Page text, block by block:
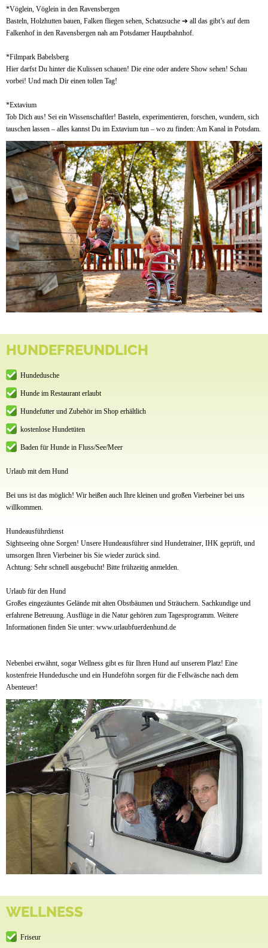
*Vöglein, Vöglein in den Ravensbergen
Basteln, Holzhutten bauen, Falken fliegen sehen, Schatzsuche ➔ all das gibt’s auf dem
Falkenhof in den Ravensbergen nah am Potsdamer Hauptbahnhof.
*Filmpark Babelsberg
Hier darfst Du hinter die Kulissen schauen! Die eine oder andere Show sehen! Schau
vorbei! Und mach Dir einen tollen Tag!
*Extavium
Tob Dich aus! Sei ein Wissenschaftler! Basteln, experimentieren, forschen, wundern, sich
tauschen lassen – alles kannst Du im Extavium tun – wo zu finden: Am Kanal in Potsdam.
HUNDEFREUNDLICH
Hundedusche
Hunde im Restaurant erlaubt
Hundefutter und Zubehör im Shop erhältlich
kostenlose Hundetüten
Baden für Hunde in Fluss/See/Meer
Urlaub mit dem Hund
Bei uns ist das möglich! Wir heißen auch Ihre kleinen und großen Vierbeiner bei uns
willkommen.
Hundeausführdienst
Sightseeing ohne Sorgen! Unsere Hundeausführer sind Hundetrainer, IHK geprüft, und
umsorgen Ihren Vierbeiner bis Sie wieder zurück sind.
Achtung: Sehr schnell ausgebucht! Bitte frühzeitig anmelden.
Urlaub für den Hund
Großes eingezäuntes Gelände mit alten Obstbäumen und Sträuchern. Sachkundige und
erfahrene Betreuung. Ausflüge in die Natur gehören zum Tagesprogramm. Weitere
Informationen finden Sie unter: www.urlaubfuerdenhund.de
Nebenbei erwähnt, sogar Wellness gibt es für Ihren Hund auf unserem Platz! Eine
kostenfreie Hundedusche und ein Hundeföhn sorgen für die Fellwäsche nach dem
Abenteuer!
WELLNESS
Friseur